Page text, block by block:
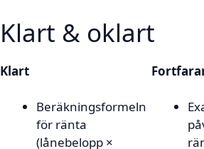
Klart & oklart
Klart
Beräkningsformeln
för ränta
(lånebelopp ×